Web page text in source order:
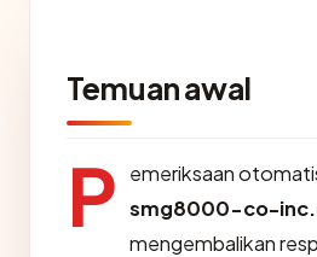
Temuan awal
P
emeriksaan
smg8000-co-
mengembalikan